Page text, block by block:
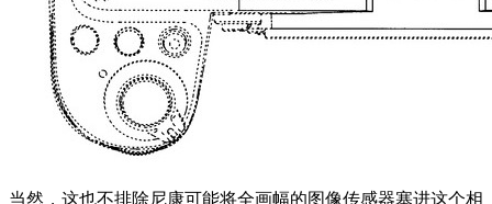
当然，这也不排除尼康可能将全画幅的图像传感器塞进这个相